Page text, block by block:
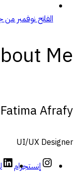
الفاتح نوفمبر من
Me
Fatima Afrafy
UI/UX Designer
إنستجرام